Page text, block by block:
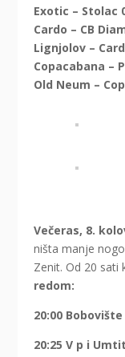
Exotic – Stolac
Cardo – CB
Lignjolov –
Copacabana –
Old Neum –
Večeras, 8.
ništa manje
Zenit. Od 20 sati
redom:
20:00
20:25 V p i